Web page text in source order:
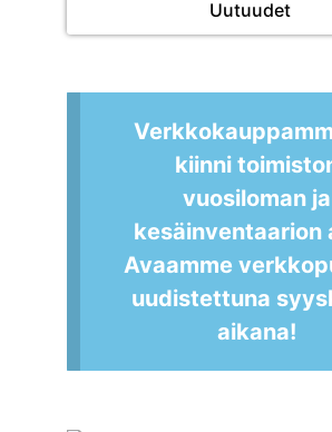
Uutuudet
kiinni
vuosiloman ja
kesäinventaarion
Avaamme
uudistettuna
aikana!